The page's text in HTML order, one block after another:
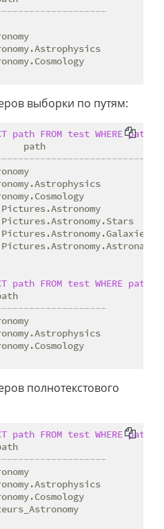
выборки по путям:
path FROM test WHERE path
path FROM test WHERE path
полнотекстового
path FROM test WHERE path